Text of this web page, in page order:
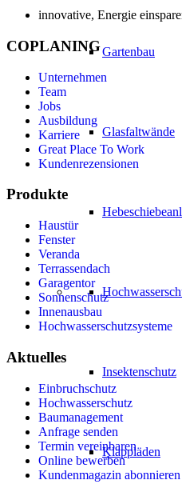
Gartenbau
Glasfaltwände
Insektenschutz
Klappläden
innovative, Energie
COPLANING
Unternehmen
Team
Jobs
Ausbildung
Karriere
Great Place To Work
Kundenrezensionen
Produkte
Haustür
Fenster
Veranda
Terrassendach
Garagentor
Sonnenschutz
Innenausbau
Hochwasserschutzsysteme
Aktuelles
Einbruchschutz
Hochwasserschutz
Baumanagement
Anfrage senden
Termin vereinbaren
Online bewerben
Kundenmagazin abonnieren